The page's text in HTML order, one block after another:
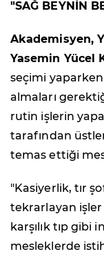
"SAĞ BEYNİN
Akademisyen,
Yasemin Yücel
seçimi
almaları
rutin işlerin
tarafından
temas ettiği
"Kasiyerlik, tır
tekrarlayan
karşılık tıp
mesleklerde